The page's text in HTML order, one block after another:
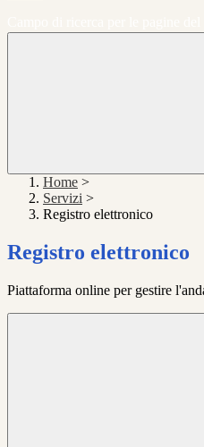
Home >
Servizi >
Registro elettronico
Registro elettronico
Piattaforma online per gestire